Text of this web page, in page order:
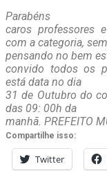
Parabéns
caros professores
com a categoria,
pensando no bem
convido todos os
está data no dia
31 de Outubro do
das 09: 00h da
manhã. PREFEITO
Compartilhe isso:
Twitter